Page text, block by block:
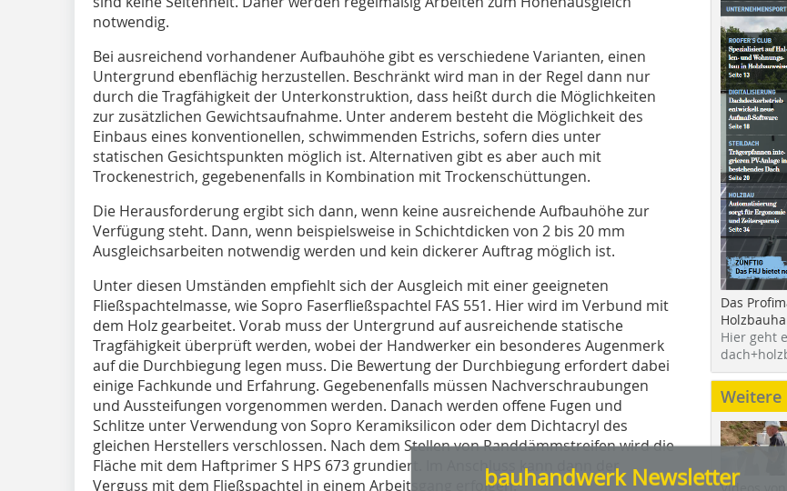
notwendig.
Bei ausreichend vorhandener Aufbauhöhe gibt es verschiedene Varianten, einen
Untergrund ebenflächig herzustellen. Beschränkt wird man in der Regel dann nur
durch die Tragfähigkeit der Unterkonstruktion, dass heißt durch die Möglichkeiten
zur zusätzlichen Gewichtsaufnahme. Unter anderem besteht die Möglichkeit des
Einbaus eines konventionellen, schwimmenden Estrichs, sofern dies unter
statischen Gesichtspunkten möglich ist. Alternativen gibt es aber auch mit
Trockenestrich, gegebenenfalls in Kombination mit Trockenschüttungen.
Die Herausforderung ergibt sich dann, wenn keine ausreichende Aufbauhöhe zur
Verfügung steht. Dann, wenn beispielsweise in Schichtdicken von 2 bis 20 mm
Ausgleichsarbeiten notwendig werden und kein dickerer Auftrag möglich ist.
Unter diesen Umständen empfiehlt sich der Ausgleich mit einer geeigneten
Fließspachtelmasse, wie Sopro Faserfließspachtel FAS 551. Hier wird im Verbund mit
dem Holz gearbeitet. Vorab muss der Untergrund auf ausreichende statische
Tragfähigkeit überprüft werden, wobei der Handwerker ein besonderes Augenmerk
auf die Durchbiegung legen muss. Die Bewertung der Durchbiegung erfordert dabei
einige Fachkunde und Erfahrung. Gegebenenfalls müssen Nachverschraubungen
und Aussteifungen vorgenommen werden. Danach werden offene Fugen und
Schlitze unter Verwendung von Sopro Keramiksilicon oder dem Dichtacryl des
gleichen Herstellers verschlossen. Nach dem Stellen von Randdämmstreifen wird die
Fläche mit dem Haftprimer S HPS 673 grundiert. Im Anschluss kann dann der
Verguss mit dem Fließspachtel in einem Arbeitsgang erfolgen.
bauhandwerk Newsletter
Sie fanden diesen Beitrag interessant? Dann melden
Sie sich doch zu unserem kostenlosen Newsletter
12 x pro Jahr informieren wir Sie über:
» neue Produkte, Bauprojekt und Ausführungsmethoden
» Betriebsführungstipps, Rechtsfragen und Normen
» Werkzeug- und Nutzfahrzeugtests, Veranstaltungen
» jederzeit kündbar
Das
Hier geht
Weitere
Videos